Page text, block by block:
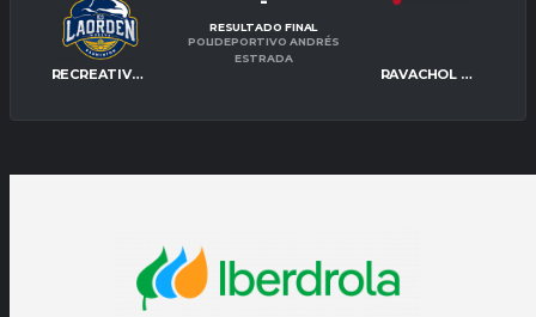
RECREATIVO IES LA ORDEN RAVACHOL PONTEVEDRA
RESULTADO FINAL
POLIDEPORTIVO ANDRÉS
ESTRADA